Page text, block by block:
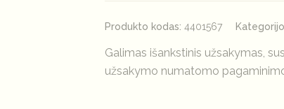
Produkto kodas:4401567
Galimas išankstinis užsakymas,
užsakymo numatomo